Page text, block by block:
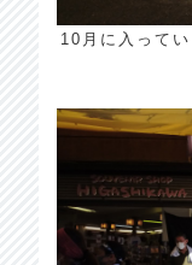
10月に入って